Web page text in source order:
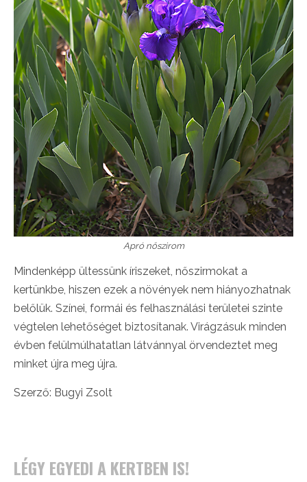
Apró nőszirom
Mindenképp ültessünk íriszeket, nőszirmokat a
kertünkbe, hiszen ezek a növények nem hiányozhatnak
belőlük. Színei, formái és felhasználási területei szinte
végtelen lehetőséget biztosítanak. Virágzásuk minden
évben felülmúlhatatlan látvánnyal örvendeztet meg
minket újra meg újra.
Szerző: Bugyi Zsolt
LÉGY EGYEDI A KERTBEN IS!